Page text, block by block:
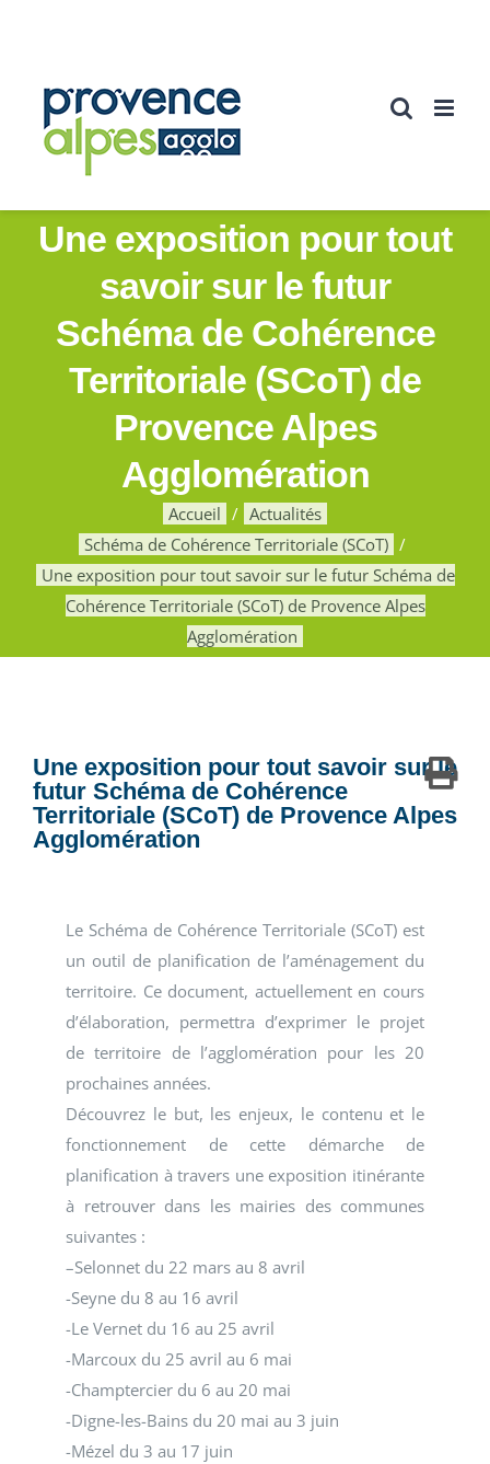
Une exposition pour tout
savoir sur le futur
Schéma de Cohérence
Territoriale (SCoT) de
Provence Alpes
Agglomération
Accueil
Actualités
Schéma de Cohérence Territoriale (SCoT)
Une exposition pour tout savoir sur le futur Schéma de
Cohérence Territoriale (SCoT) de Provence Alpes
Agglomération
Une exposition pour tout savoir sur le
futur Schéma de Cohérence
Territoriale (SCoT) de Provence Alpes
Agglomération
Le Schéma de Cohérence Territoriale (SCoT) est
un outil de planification de l’aménagement du
territoire. Ce document, actuellement en cours
d’élaboration, permettra d’exprimer le projet
de territoire de l’agglomération pour les 20
prochaines années.
Découvrez le but, les enjeux, le contenu et le
fonctionnement de cette démarche de
planification à travers une exposition itinérante
à retrouver dans les mairies des communes
suivantes :
–Selonnet du 22 mars au 8 avril
-Seyne du 8 au 16 avril
-Le Vernet du 16 au 25 avril
-Marcoux du 25 avril au 6 mai
-Champtercier du 6 au 20 mai
-Digne-les-Bains du 20 mai au 3 juin
-Mézel du 3 au 17 juin